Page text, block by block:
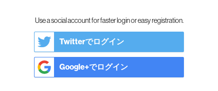
Use a social account for faster login or easy registration.
Twitterでログイン
Google+でログイン